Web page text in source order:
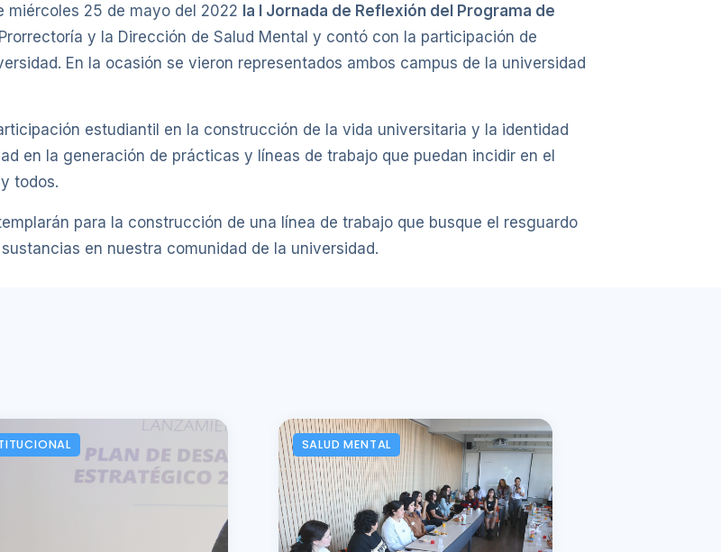
miércoles 25 de mayo del 2022 la I Jornada de Reflexión del Programa de
y la Dirección de Salud Mental y contó con la participación de
En la ocasión se vieron representados ambos campus de la universidad
estudiantil en la construcción de la vida universitaria y la identidad
en la generación de prácticas y líneas de trabajo que puedan incidir en el
todos.
para la construcción de una línea de trabajo que busque el resguardo
en nuestra comunidad de la universidad.
SALUD MENTAL